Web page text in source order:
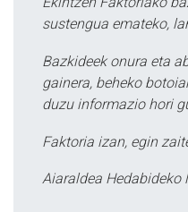
sustengua emateko,
Bazkideek onura eta
gainera, beheko
duzu informazio hori
Faktoria izan, egin
Aiaraldea Hedabideko